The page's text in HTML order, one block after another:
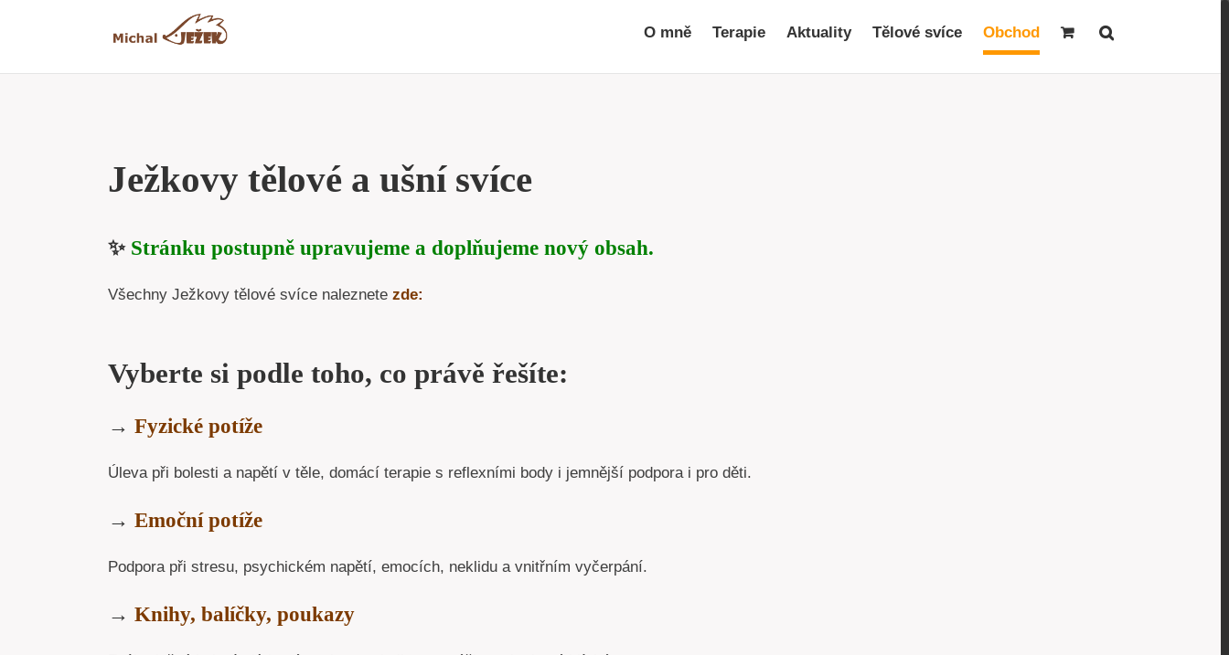
O mně Terapie Aktuality Tělové svíce Obchod
Ježkovy tělové a ušní svíce
✨ Stránku postupně upravujeme a doplňujeme nový obsah.
Všechny Ježkovy tělové svíce naleznete zde:
Vyberte si podle toho, co právě řešíte:
→ Fyzické potíže
Úleva při bolesti a napětí v těle, domácí terapie s reflexními body i jemnější podpora i pro děti.
→ Emoční potíže
Podpora při stresu, psychickém napětí, emocích, neklidu a vnitřním vyčerpání.
→ Knihy, balíčky, poukazy